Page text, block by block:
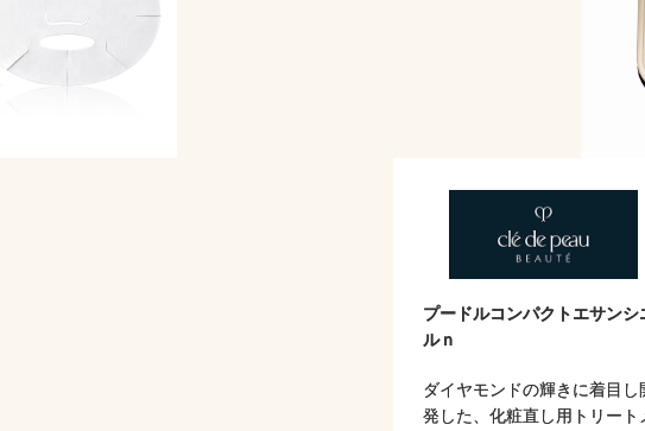
プードルコンパクトエサンシ
ルｎ
ダイヤモンドの輝きに着目し
発した、化粧直し用トリート